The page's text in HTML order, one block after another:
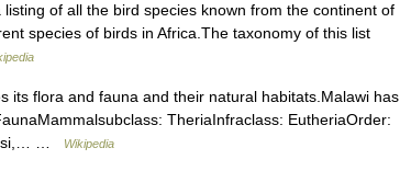
of all the bird species known from the continent of
species of birds in Africa.The taxonomy of this list
its flora and fauna and their natural habitats.Malawi has
TheriaInfraclass: EutheriaOrder:
…
Wikipedia